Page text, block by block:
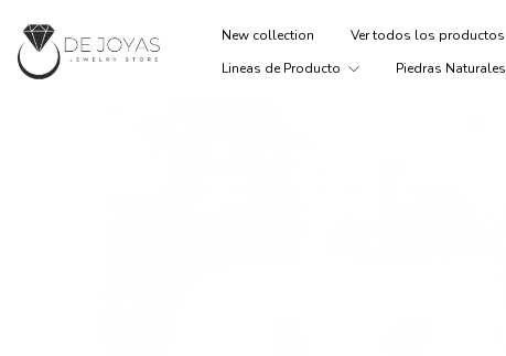
New collection Ver todos los productos
Lineas de Producto
Piedras Naturales